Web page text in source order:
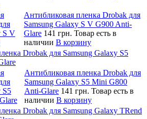
Антибликовая пленка Drobak для
Samsung Galaxy S V G900 Anti-
Glare 141 грн. Товар есть в
наличии В корзину
Drobak для Samsung Galaxy S5
Антибликовая пленка Drobak для
Samsung Galaxy S5 Mini G800
Anti-Glare 141 грн. Товар есть в
наличии В корзину
Drobak для Samsung Galaxy TRend